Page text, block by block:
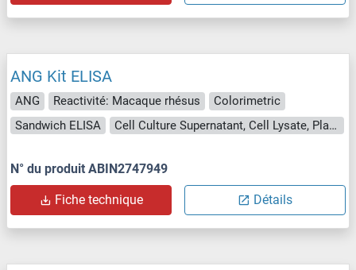
ANG Kit ELISA
ANG Reactivité: Macaque rhésus
Colorimetric
Sandwich ELISA
Cell Culture Supernatant, Cell Lysate, Plasma, Serum, Tissue Lysate
N° du produit ABIN2747949
Fiche technique Détails